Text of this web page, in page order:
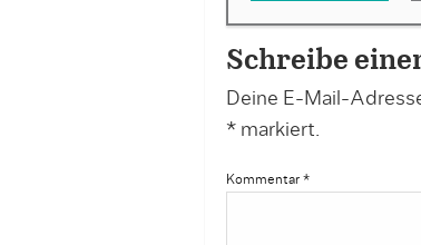
Schreibe
Deine E-Mail-
*markiert.
Kommentar *